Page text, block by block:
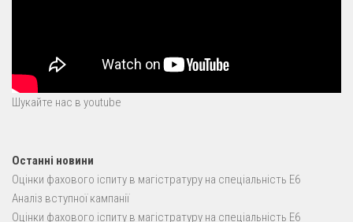
Шукайте нас в youtube
Останні новини
Оцінки фахового іспиту в магістратуру на спеціальність E6
Аналіз вступної кампанії
Оцінки фахового іспиту в магістратуру на спеціальність E6